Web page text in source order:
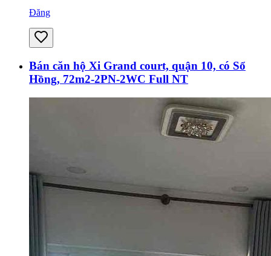
Đăng
Bán căn hộ Xi Grand court, quận 10, có Sổ
Hồng, 72m2-2PN-2WC Full NT